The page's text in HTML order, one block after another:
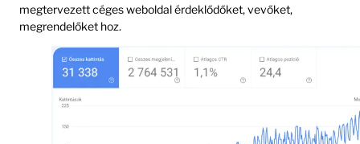
megtervezett céges weboldal érdeklődőket, vevőket,
megrendelőket hoz.